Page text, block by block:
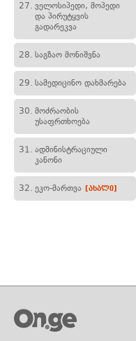
27. ველოსიპედი, მოპედი
და პირუტყვის
გადარეკვა
28. საგზაო მონიშვნა
29. სამედიცინო დახმარება
30. მოძრაობის
უსაფრთხოება
31. ადმინისტრაციული
კანონი
32. ეკო-მართვა [ახალი]